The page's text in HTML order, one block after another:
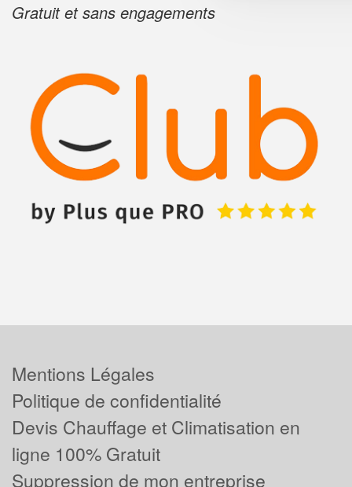
Gratuit et sans engagements
Mentions Légales
Politique de confidentialité
Devis Chauffage et Climatisation en
ligne 100% Gratuit
Suppression de mon entreprise